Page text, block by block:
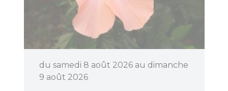
du samedi 8 août 2026 au dimanche
9 août 2026